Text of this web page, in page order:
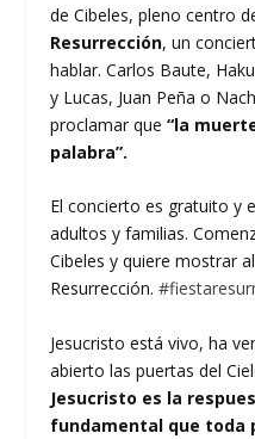
de Cibeles, pleno centro
Resurrección, un
hablar. Carlos Baute,
y Lucas, Juan Peña o
proclamar que“la
palabra”.
El concierto es gratuito y
adultos y familias.
Cibeles y quiere mostrar
Resurrección.
Jesucristo está vivo, ha
abierto las puertas del
Jesucristo es la
fundamental que toda